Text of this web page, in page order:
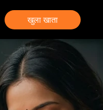
खुला खाता